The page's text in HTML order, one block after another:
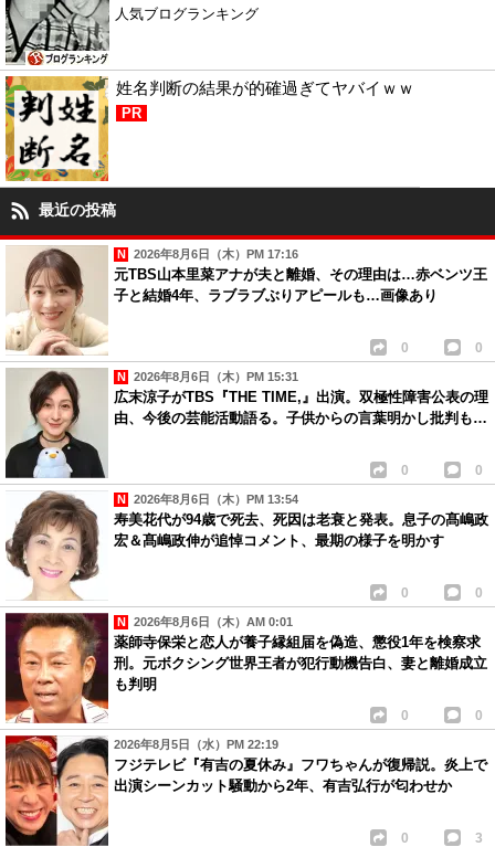
人気ブログランキング
姓名判断の結果が的確過ぎてヤバイｗｗ
PR
最近の投稿
2026年8月6日（木）PM 17:16
元TBS山本里菜アナが夫と離婚、その理由は…赤ベンツ王
子と結婚4年、ラブラブぶりアピールも…画像あり
0 0
2026年8月6日（木）PM 15:31
広末涼子がTBS『THE TIME,』出演。双極性障害公表の理
由、今後の芸能活動語る。子供からの言葉明かし批判も…
0 0
2026年8月6日（木）PM 13:54
寿美花代が94歳で死去、死因は老衰と発表。息子の髙嶋政
宏＆髙嶋政伸が追悼コメント、最期の様子を明かす
0 0
2026年8月6日（木）AM 0:01
薬師寺保栄と恋人が養子縁組届を偽造、懲役1年を検察求
刑。元ボクシング世界王者が犯行動機告白、妻と離婚成立
も判明
0 0
2026年8月5日（水）PM 22:19
フジテレビ『有吉の夏休み』フワちゃんが復帰説。炎上で
出演シーンカット騒動から2年、有吉弘行が匂わせか
0 3